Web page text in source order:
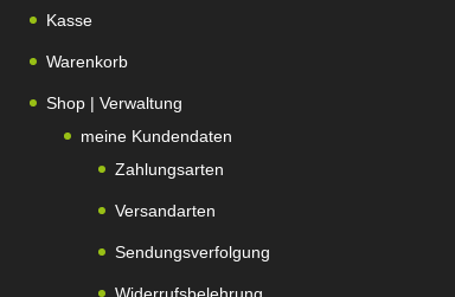
Kasse
Warenkorb
Shop | Verwaltung
meine Kundendaten
Zahlungsarten
Versandarten
Sendungsverfolgung
Widerrufsbelehrung